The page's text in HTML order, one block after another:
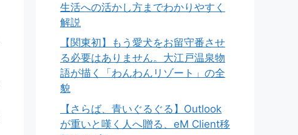
生活への活かし方までわかりやすく
解説
【関東初】もう愛犬をお留守番させ
る必要はありません。大江戸温泉物
語が描く「わんわんリゾート」の全
貌
【さらば、青いぐるぐる】Outlook
が重いと嘆く人へ贈る、eM Client移